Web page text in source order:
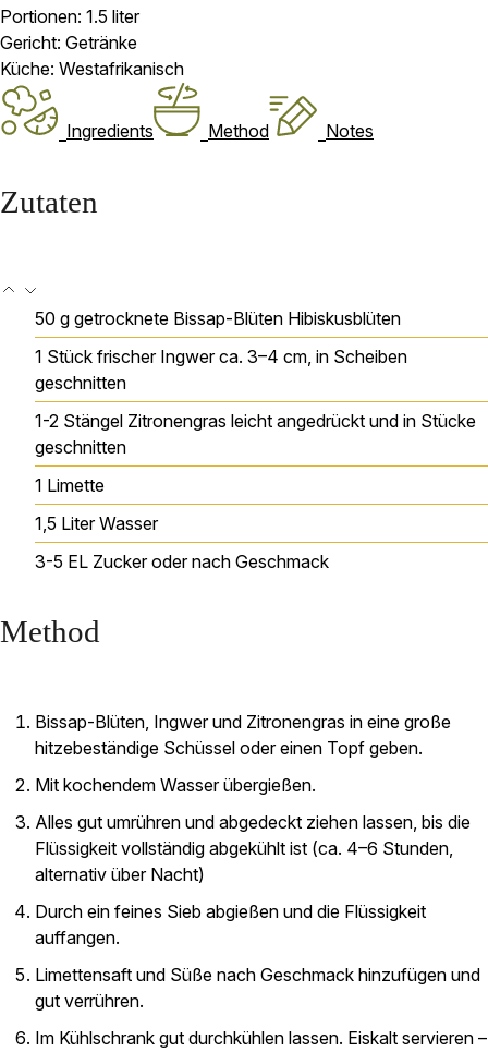
Portionen: 1.5 liter
Gericht: Getränke
Küche: Westafrikanisch
Ingredients Method Notes
Zutaten
50 g getrocknete Bissap-Blüten Hibiskusblüten
1 Stück frischer Ingwer ca. 3–4 cm, in Scheiben
geschnitten
1-2 Stängel Zitronengras leicht angedrückt und in Stücke
geschnitten
1 Limette
1,5 LiterWasser
3-5 EL Zucker oder nach Geschmack
Method
Bissap-Blüten, Ingwer und Zitronengras in eine große
hitzebeständige Schüssel oder einen Topf geben.
Mit kochendem Wasser übergießen.
Alles gut umrühren und abgedeckt ziehen lassen, bis die
Flüssigkeit vollständig abgekühlt ist (ca. 4–6 Stunden,
alternativ über Nacht)
Durch ein feines Sieb abgießen und die Flüssigkeit
auffangen.
Limettensaft und Süße nach Geschmack hinzufügen und
gut verrühren.
Im Kühlschrank gut durchkühlen lassen. Eiskalt servieren –